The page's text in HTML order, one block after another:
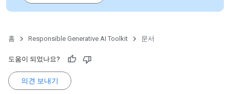
홈 Responsible Generative AI Toolkit 문서
도움이 되었나요?
의견 보내기